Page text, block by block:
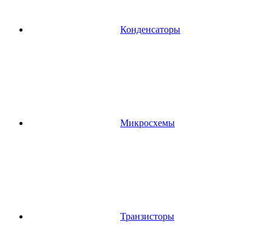
Конденсаторы
Микросхемы
Транзисторы